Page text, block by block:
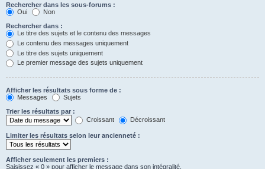
Rechercher dans les sous-forums :
Oui
Non
Rechercher dans :
Le titre des sujets et le contenu des messages
Le contenu des messages uniquement
Le titre des sujets uniquement
Le premier message des sujets uniquement
Afficher les résultats sous forme de :
Messages
Sujets
Trier les résultats par :
Croissant
Décroissant
Limiter les résultats selon leur ancienneté :
Afficher seulement les premiers :
Saisissez « 0 » pour afficher le message dans son intégralité.